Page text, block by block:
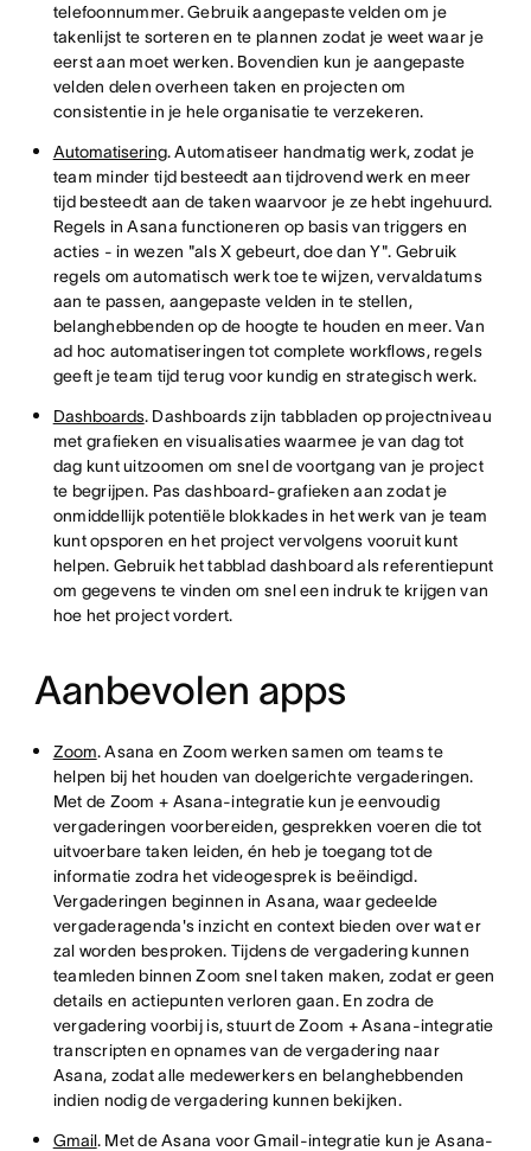
telefoonnummer. Gebruik aangepaste velden om je
takenlijst te sorteren en te plannen zodat je weet waar je
eerst aan moet werken. Bovendien kun je aangepaste
velden delen overheen taken en projecten om
consistentie in je hele organisatie te verzekeren.
Automatisering. Automatiseer handmatig werk, zodat je
team minder tijd besteedt aan tijdrovend werk en meer
tijd besteedt aan de taken waarvoor je ze hebt ingehuurd.
Regels in Asana functioneren op basis van triggers en
acties - in wezen "als X gebeurt, doe dan Y". Gebruik
regels om automatisch werk toe te wijzen, vervaldatums
aan te passen, aangepaste velden in te stellen,
belanghebbenden op de hoogte te houden en meer. Van
ad hoc automatiseringen tot complete workflows, regels
geeft je team tijd terug voor kundig en strategisch werk.
Dashboards. Dashboards zijn tabbladen op projectniveau
met grafieken en visualisaties waarmee je van dag tot
dag kunt uitzoomen om snel de voortgang van je project
te begrijpen. Pas dashboard-grafieken aan zodat je
onmiddellijk potentiële blokkades in het werk van je team
kunt opsporen en het project vervolgens vooruit kunt
helpen. Gebruik het tabblad dashboard als referentiepunt
om gegevens te vinden om snel een indruk te krijgen van
hoe het project vordert.
Aanbevolen apps
Zoom. Asana en Zoom werken samen om teams te
helpen bij het houden van doelgerichte vergaderingen.
Met de Zoom + Asana-integratie kun je eenvoudig
vergaderingen voorbereiden, gesprekken voeren die tot
uitvoerbare taken leiden, én heb je toegang tot de
informatie zodra het videogesprek is beëindigd.
Vergaderingen beginnen in Asana, waar gedeelde
vergaderagenda's inzicht en context bieden over wat er
zal worden besproken. Tijdens de vergadering kunnen
teamleden binnen Zoom snel taken maken, zodat er geen
details en actiepunten verloren gaan. En zodra de
vergadering voorbij is, stuurt de Zoom + Asana-integratie
transcripten en opnames van de vergadering naar
Asana, zodat alle medewerkers en belanghebbenden
indien nodig de vergadering kunnen bekijken.
Gmail. Met de Asana voor Gmail-integratie kun je Asana-